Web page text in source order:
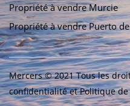
Propriété à vendre Murcie
Propriété à vendre Puerto
Mercers © 2021 Tous les
confidentialitéetPolitique